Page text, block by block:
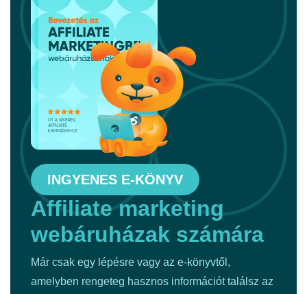
INGYENES E-KÖNYV
Affiliate marketing
webáruházak számára
Már csak egy lépésre vagy az e-könyvtől,
amelyben rengeteg hasznos információt találsz az